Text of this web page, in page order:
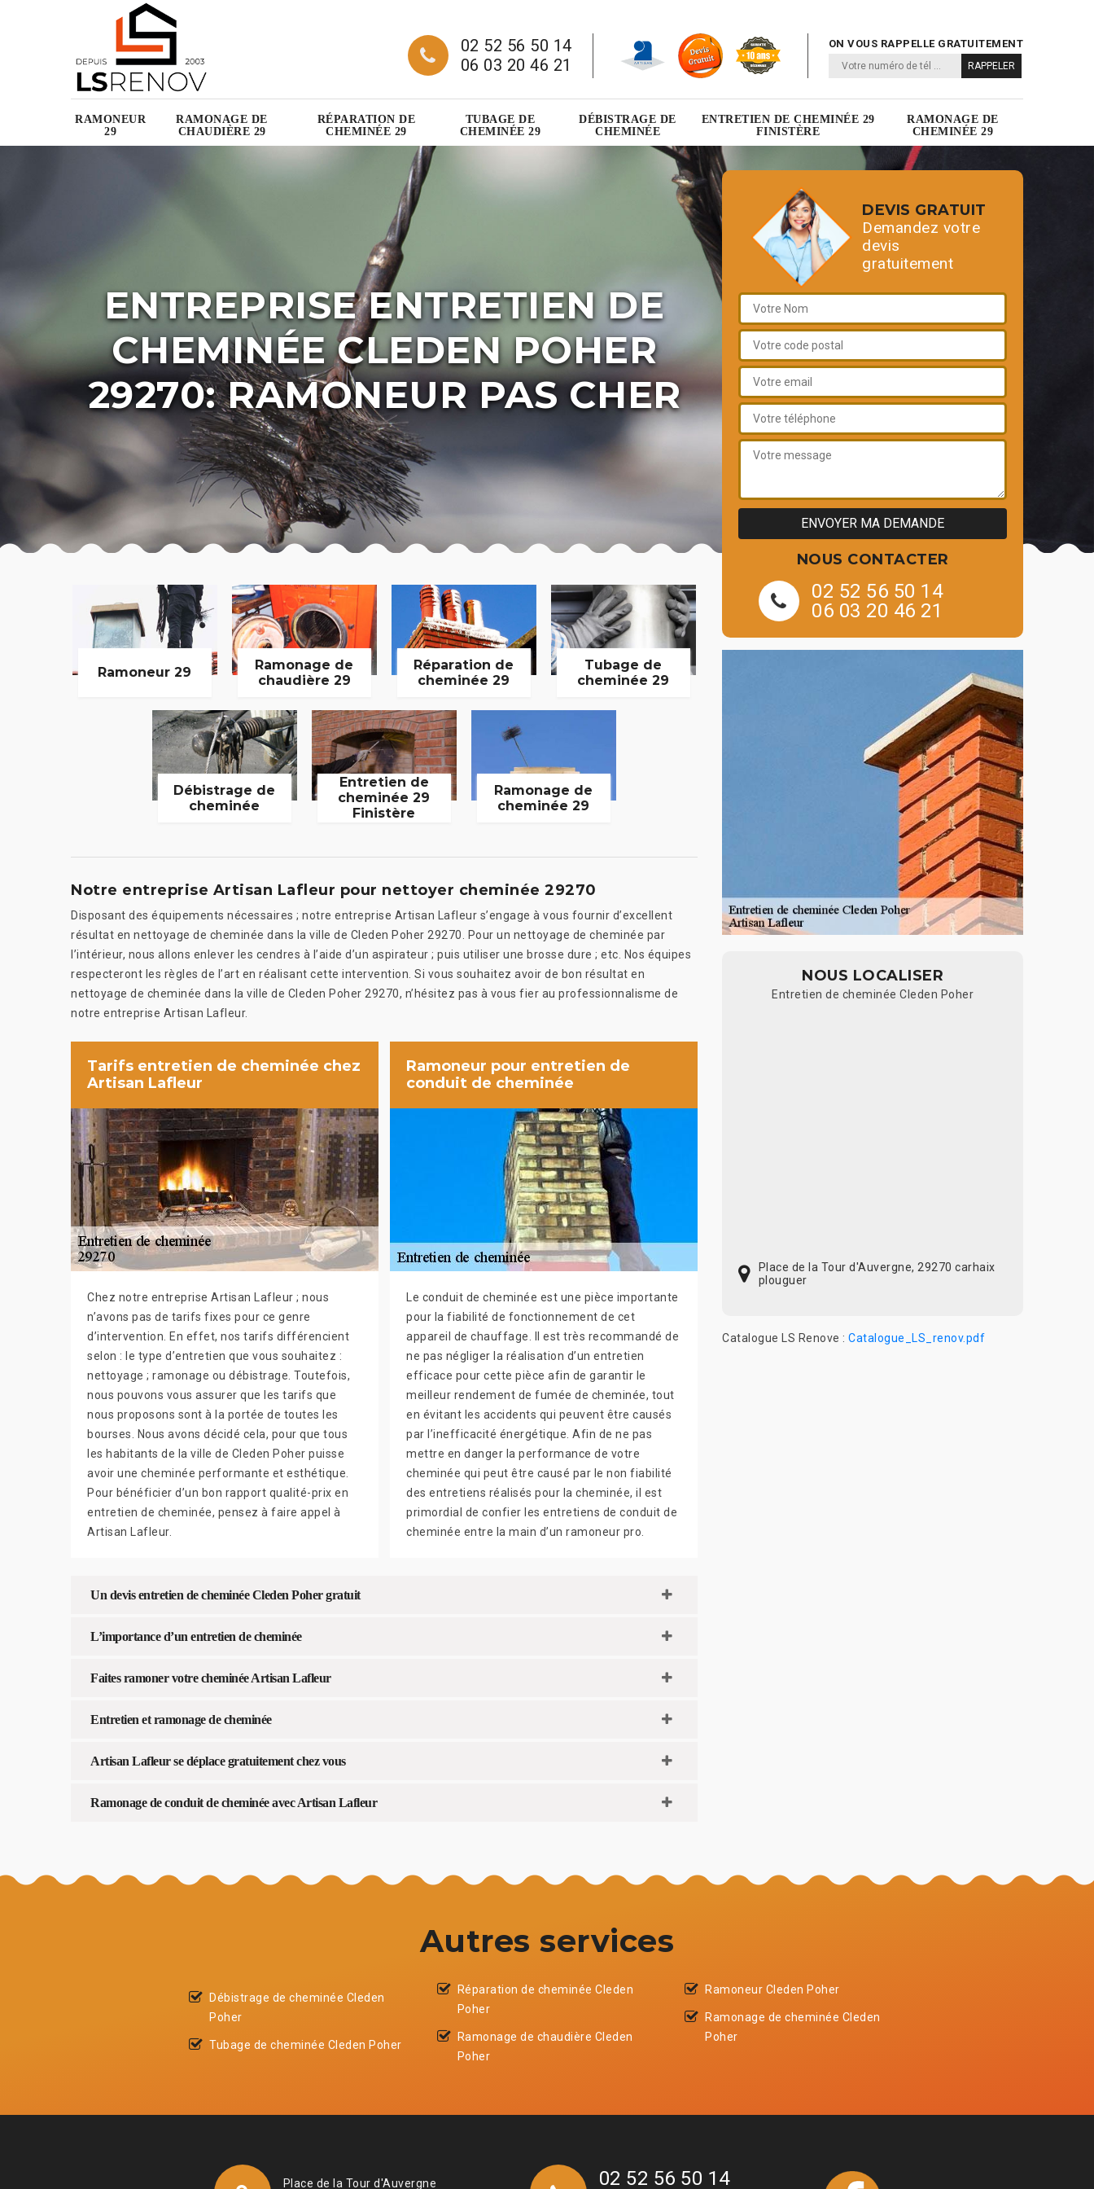
02 52 56 50 14
06 03 20 46 21
ON VOUS RAPPELLE GRATUITEMENT
RAMONEUR
29
RAMONAGE DE
CHAUDIÈRE 29
RÉPARATION DE
CHEMINÉE 29
TUBAGE DE
CHEMINÉE 29
DÉBISTRAGE DE
CHEMINÉE
ENTRETIEN DE CHEMINÉE 29
FINISTÈRE
RAMONAGE DE
CHEMINÉE 29
ENTREPRISE ENTRETIEN DE
CHEMINÉE CLEDEN POHER
29270: RAMONEUR PAS CHER
Ramoneur 29
Ramonage de
chaudière 29
Réparation de
cheminée 29
Tubage de
cheminée 29
Débistrage de
cheminée
Entretien de
cheminée 29
Finistère
Ramonage de
cheminée 29
Notre entreprise Artisan Lafleur pour nettoyer cheminée 29270
Disposant des équipements nécessaires ; notre entreprise Artisan Lafleur s’engage à vous fournir d’excellent
résultat en nettoyage de cheminée dans la ville de Cleden Poher 29270. Pour un nettoyage de cheminée par
l’intérieur, nous allons enlever les cendres à l’aide d’un aspirateur ; puis utiliser une brosse dure ; etc. Nos équipes
respecteront les règles de l’art en réalisant cette intervention. Si vous souhaitez avoir de bon résultat en
nettoyage de cheminée dans la ville de Cleden Poher 29270, n’hésitez pas à vous fier au professionnalisme de
notre entreprise Artisan Lafleur.
Tarifs entretien de cheminée chez
Artisan Lafleur
Chez notre entreprise Artisan Lafleur ; nous
n’avons pas de tarifs fixes pour ce genre
d’intervention. En effet, nos tarifs différencient
selon : le type d’entretien que vous souhaitez :
nettoyage ; ramonage ou débistrage. Toutefois,
nous pouvons vous assurer que les tarifs que
nous proposons sont à la portée de toutes les
bourses. Nous avons décidé cela, pour que tous
les habitants de la ville de Cleden Poher puisse
avoir une cheminée performante et esthétique.
Pour bénéficier d’un bon rapport qualité-prix en
entretien de cheminée, pensez à faire appel à
Artisan Lafleur.
Ramoneur pour entretien de
conduit de cheminée
Le conduit de cheminée est une pièce importante
pour la fiabilité de fonctionnement de cet
appareil de chauffage. Il est très recommandé de
ne pas négliger la réalisation d’un entretien
efficace pour cette pièce afin de garantir le
meilleur rendement de fumée de cheminée, tout
en évitant les accidents qui peuvent être causés
par l’inefficacité énergétique. Afin de ne pas
mettre en danger la performance de votre
cheminée qui peut être causé par le non fiabilité
des entretiens réalisés pour la cheminée, il est
primordial de confier les entretiens de conduit de
cheminée entre la main d’un ramoneur pro.
Un devis entretien de cheminée Cleden Poher gratuit
L’importance d’un entretien de cheminée
Faites ramoner votre cheminée Artisan Lafleur
Entretien et ramonage de cheminée
Artisan Lafleur se déplace gratuitement chez vous
Ramonage de conduit de cheminée avec Artisan Lafleur
DEVIS GRATUIT
Demandez votre
devis
gratuitement
NOUS CONTACTER
02 52 56 50 14
06 03 20 46 21
NOUS LOCALISER
Entretien de cheminée Cleden Poher
Place de la Tour d'Auvergne, 29270 carhaix
plouguer
Catalogue LS Renove : Catalogue_LS_renov.pdf
Autres services
Débistrage de cheminée Cleden
Poher
Tubage de cheminée Cleden Poher
Réparation de cheminée Cleden
Poher
Ramonage de chaudière Cleden
Poher
Ramoneur Cleden Poher
Ramonage de cheminée Cleden
Poher
Place de la Tour d'Auvergne 02 52 56 50 14